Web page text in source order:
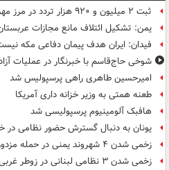
ثبت ۲ میلیون و ۹۲۰ هزار تردد در مرز مهران طی ایام اربعین
یمن: تشکیل ائتلاف مانع مجازات
فیدان: ایران هدف پیمان دفاعی مکه
شوخی حاج‌قاسم با خبرنگار در عملیات
امیرحسین طاهری راهی پرسپولیس شد
طعنه همتی به وزیر خزانه داری آمریکا
هافبک آلومینیوم پرسپولیسی شد
یونان به دنبال گسترش حضور نظامی در
زخمی شدن ۴ شهروند یمنی در حمله مزدوران سعودی
زخمی شدن ۳ نظامی لبنانی در زوطر غربی